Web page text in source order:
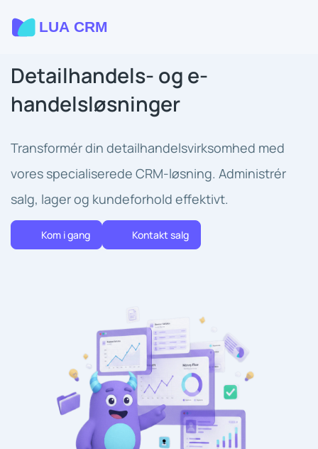
Detailhandels- og e-
handelsløsninger
Transformér din detailhandelsvirksomhed med
vores specialiserede CRM-løsning. Administrér
salg, lager og kundeforhold effektivt.
Kom i gang Kontakt salg